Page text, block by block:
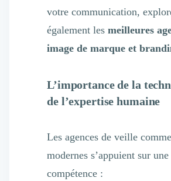
votre communication,
également les meilleures
image de marque et
L’importance de la
de l’expertise humaine
Les agences de veille
modernes s’appuient sur
compétence :